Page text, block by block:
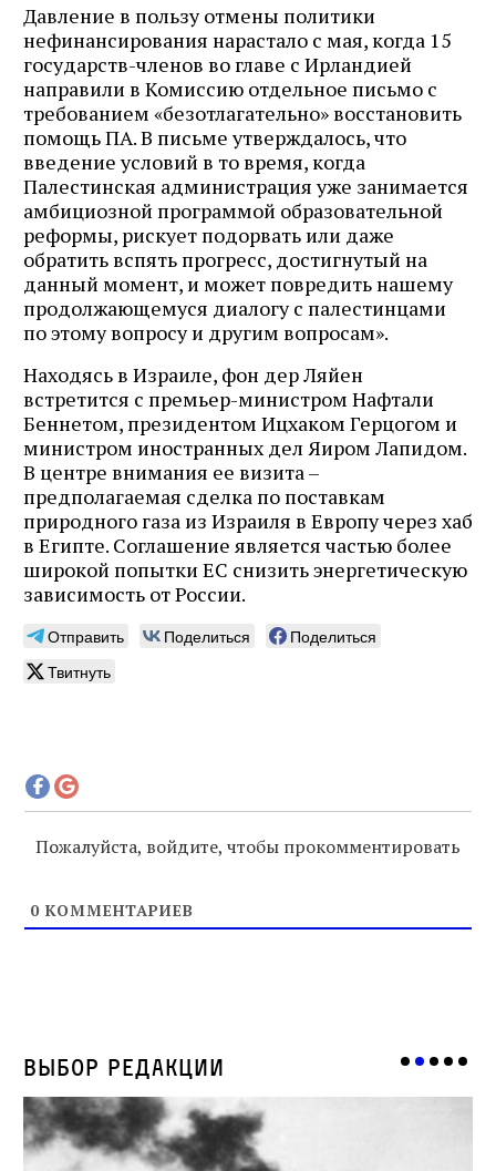
Давление в пользу отмены политики
нефинансирования нарастало с мая, когда 15
государств-членов во главе с Ирландией
направили в Комиссию отдельное письмо с
требованием «безотлагательно» восстановить
помощь ПА. В письме утверждалось, что
введение условий в то время, когда
Палестинская администрация уже занимается
амбициозной программой образовательной
реформы, рискует подорвать или даже
обратить вспять прогресс, достигнутый на
данный момент, и может повредить нашему
продолжающемуся диалогу с палестинцами
по этому вопросу и другим вопросам».
Находясь в Израиле, фон дер Ляйен
встретится с премьер-министром Нафтали
Беннетом, президентом Ицхаком Герцогом и
министром иностранных дел Яиром Лапидом.
В центре внимания ее визита –
предполагаемая сделка по поставкам
природного газа из Израиля в Европу через хаб
в Египте. Соглашение является частью более
широкой попытки ЕС снизить энергетическую
зависимость от России.
Отправить Поделиться
Поделиться
Твитнуть
Пожалуйста, войдите, чтобы прокомментировать
0 КОММЕНТАРИЕВ
Выбор редакции